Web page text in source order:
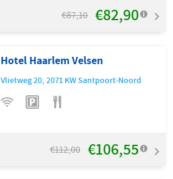
€87,10 €82,90
Hotel Haarlem Velsen
Vlietweg 20,2071 KWSantpoort-Noord
€112,00 €106,55